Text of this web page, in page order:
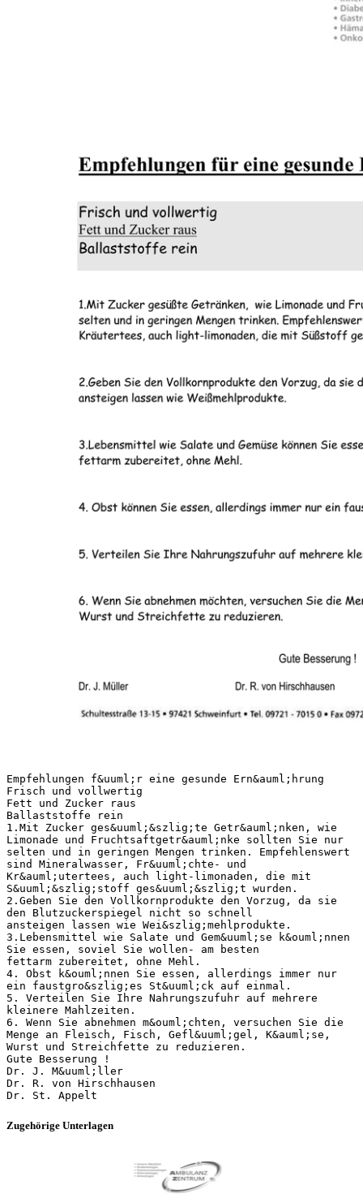
Empfehlungen f&uuml;r eine gesunde Ern&auml;hrung
Frisch und vollwertig
Fett und Zucker raus
Ballaststoffe rein
1.Mit Zucker ges&uuml;&szlig;te Getr&auml;nken, wie
Limonade und Fruchtsaftgetr&auml;nke sollten Sie nur
selten und in geringen Mengen trinken. Empfehlenswert
sind Mineralwasser, Fr&uuml;chte- und
Kr&auml;utertees, auch light-limonaden, die mit
S&uuml;&szlig;stoff ges&uuml;&szlig;t wurden.
2.Geben Sie den Vollkornprodukte den Vorzug, da sie
den Blutzuckerspiegel nicht so schnell
ansteigen lassen wie Wei&szlig;mehlprodukte.
3.Lebensmittel wie Salate und Gem&uuml;se k&ouml;nnen
Sie essen, soviel Sie wollen- am besten
fettarm zubereitet, ohne Mehl.
4. Obst k&ouml;nnen Sie essen, allerdings immer nur
ein faustgro&szlig;es St&uuml;ck auf einmal.
5. Verteilen Sie Ihre Nahrungszufuhr auf mehrere
kleinere Mahlzeiten.
6. Wenn Sie abnehmen m&ouml;chten, versuchen Sie die
Menge an Fleisch, Fisch, Gefl&uuml;gel, K&auml;se,
Wurst und Streichfette zu reduzieren.
Gute Besserung !
Dr. J. M&uuml;ller
Dr. R. von Hirschhausen
Zugehörige Unterlagen